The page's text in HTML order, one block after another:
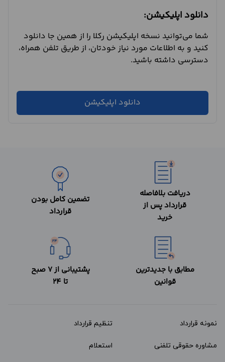
دانلود اپلیکیشن:
شما می‌توانید نسخه اپلیکیشن رکلا را از همین جا دانلود
کنید و به اطلاعات مورد نیاز خودتان، از طریق تلفن همراه،
دسترسی داشته باشید.
دانلود اپلیکیشن
دریافت بلافاصله
قرارداد پس از
خرید
تضمین کامل بودن
قرارداد
مطابق با جدیدترین
قوانین
پشتیبانی از 7 صبح
تا 24
نمونه قرارداد‌ تنظیم قرارداد
مشاوره حقوقی تلفنی استعلام